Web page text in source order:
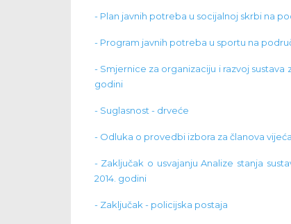
- Plan javnih potreba u socijalnoj skrbi na
- Program javnih potreba u sportu na
- Smjernice za organizaciju i razvoj sustava
godini
- Suglasnost - drveće
- Odluka o provedbi izbora za članova
- Zaključak o usvajanju Analize stanja
2014. godini
- Zaključak - policijska postaja